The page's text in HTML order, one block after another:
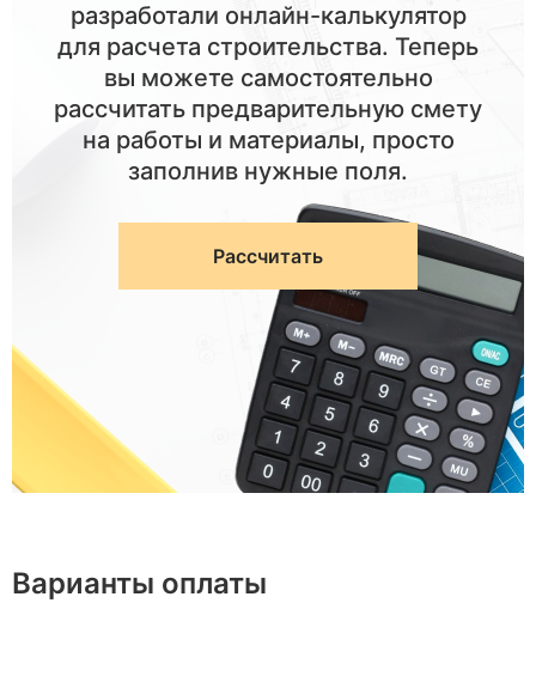
разработали онлайн-калькулятор
для расчета строительства. Теперь
вы можете самостоятельно
рассчитать предварительную смету
на работы и материалы, просто
заполнив нужные поля.
Рассчитать
Варианты оплаты